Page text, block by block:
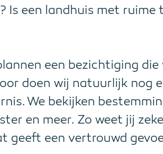
een landhuis met ruime
een bezichtiging
doen wij natuurlijk nog
We bekijken
en meer. Zo weet jij
geeft een vertrouwd